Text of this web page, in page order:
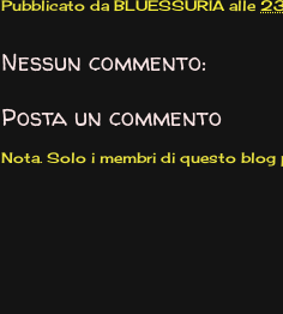
Pubblicato da BLUESSURIA alle
Nessun commento:
Posta un commento
Nota. Solo i membri di questo